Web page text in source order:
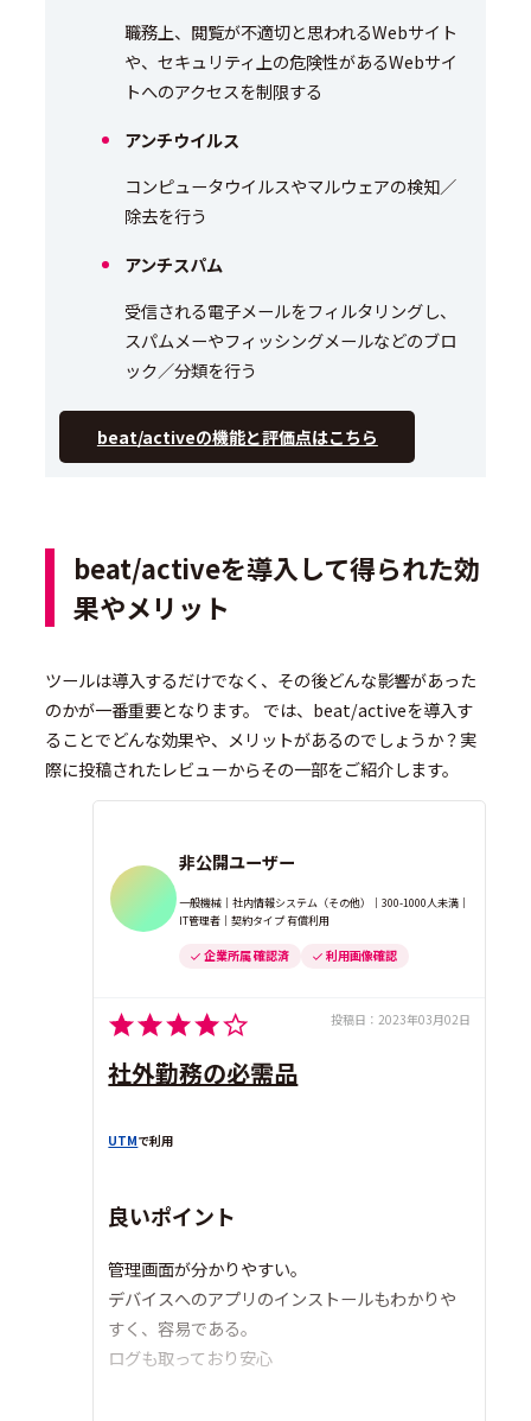
職務上、閲覧が不適切と思われるWebサイト
や、セキュリティ上の危険性があるWebサイ
トへのアクセスを制限する
アンチウイルス
コンピュータウイルスやマルウェアの検知／
除去を行う
アンチスパム
受信される電子メールをフィルタリングし、
スパムメーやフィッシングメールなどのブロ
ック／分類を行う
beat/activeの機能と評価点はこちら
beat/activeを導入して得られた効
果やメリット
ツールは導入するだけでなく、その後どんな影響があった
のかが一番重要となります。 では、beat/activeを導入す
ることでどんな効果や、メリットがあるのでしょうか？実
際に投稿されたレビューからその一部をご紹介します。
非公開ユーザー
一般機械｜社内情報システム（その他）｜300-1000人未満｜
IT管理者｜契約タイプ 有償利用
企業所属 確認済 利用画像確認
投稿日： 2023年03月02日
社外勤務の必需品
UTMで利用
良いポイント
管理画面が分かりやすい。
デバイスへのアプリのインストールもわかりや
すく、容易である。
ログも取っており安心